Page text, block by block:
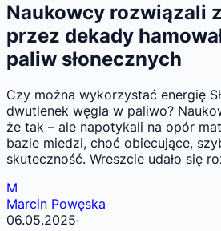
Naukowcy rozwiązali
przez dekady
paliw słonecznych
Czy można wykorzystać energię
dwutlenek węgla w paliwo?
że tak – ale napotykali na opór
bazie miedzi, choć obiecujące,
skuteczność. Wreszcie udało się
M
Marcin Powęska
06.05.2025·